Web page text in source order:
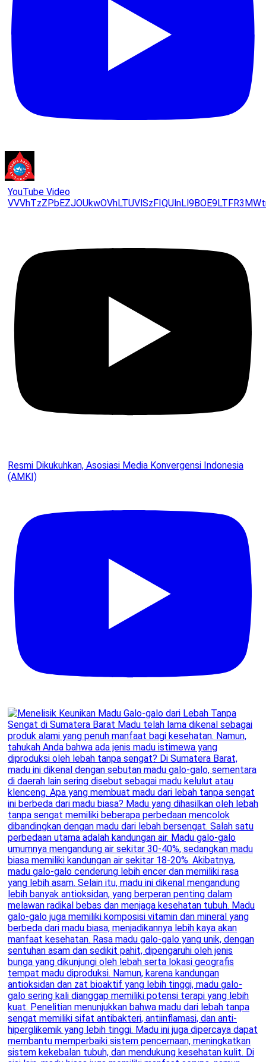
YouTube Video
Resmi Dikukuhkan, Asosiasi Media Konvergensi Indonesia
(AMKI)